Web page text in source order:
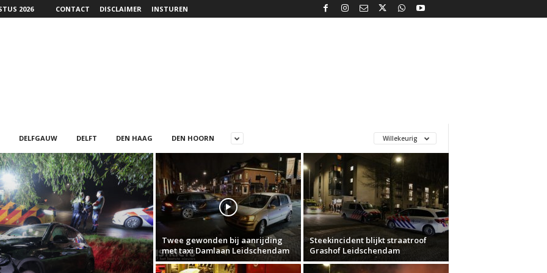
2026 CONTACT DISCLAIMER INSTUREN
DELFGAUW DELFT DEN HAAG DEN HOORN Willekeurig
Twee gewonden bij aanrijding
met taxi Damlaan Leidschendam
Steekincident blijkt straatroof
Grashof Leidschendam